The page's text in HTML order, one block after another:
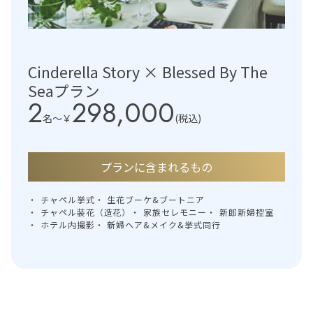
Cinderella Story × Blessed By The
Seaプラン
2名〜￥298,000(税込)
プランに含まれるもの
チャペル挙式
生花ブーケ&ブートニア
チャペル装花（造花）
家族セレモニー
新郎新婦控室
ホテル内撮影
新婦ヘア&メイク&挙式同行